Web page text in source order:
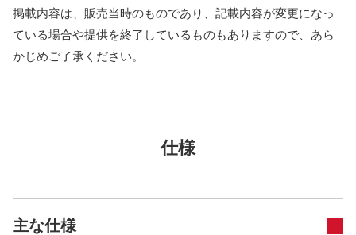
掲載内容は、販売当時のものであり、記載内容が変更になっ
ている場合や提供を終了しているものもありますので、あら
かじめご了承ください。
仕様
主な仕様